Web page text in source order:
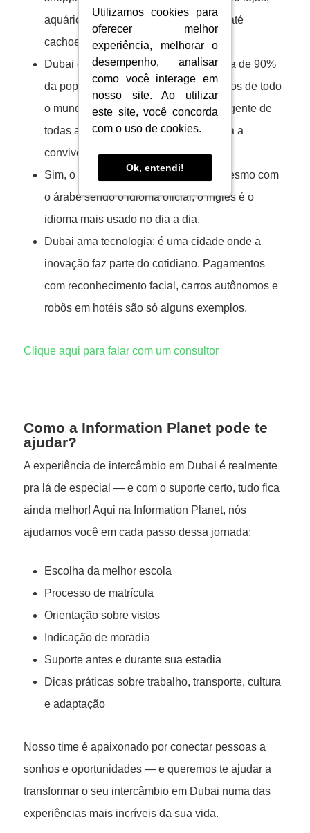
Utilizamos cookies para
oferecer melhor
experiência, melhorar o
desempenho, analisar
como você interage em
nosso site. Ao utilizar
este site, você concorda
com o uso de cookies.
Ok, entendi!
Utilizamos cookies para
oferecer melhor
experiência, melhorar o
desempenho, analisar
como você interage em
nosso site. Ao utilizar
este site, você concorda
com o uso de cookies.
Ok, entendi!
aquário gigante, pista de patinação e até
cachoeira indoor!
Dubai é multicultural de verdade: cerca de 90%
da população é formada por expatriados de todo
o mundo. Ou seja, você vai encontrar gente de
todas as partes do planeta, o que torna a
convivência riquíssima.
Sim, o inglês é amplamente falado: mesmo com
o árabe sendo o idioma oficial, o inglês é o
idioma mais usado no dia a dia.
Dubai ama tecnologia: é uma cidade onde a
inovação faz parte do cotidiano. Pagamentos
com reconhecimento facial, carros autônomos e
robôs em hotéis são só alguns exemplos.
Clique aqui para falar com um consultor
Como a Information Planet pode te
ajudar?
A experiência de intercâmbio em Dubai é realmente
pra lá de especial — e com o suporte certo, tudo fica
ainda melhor! Aqui na Information Planet, nós
ajudamos você em cada passo dessa jornada:
Escolha da melhor escola
Processo de matrícula
Orientação sobre vistos
Indicação de moradia
Suporte antes e durante sua estadia
Dicas práticas sobre trabalho, transporte, cultura
e adaptação
Nosso time é apaixonado por conectar pessoas a
sonhos e oportunidades — e queremos te ajudar a
transformar o seu intercâmbio em Dubai numa das
experiências mais incríveis da sua vida.